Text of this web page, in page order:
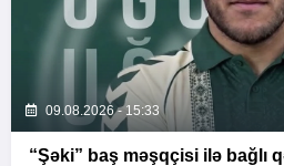
09.08.2026 - 15:33
“Şəki” baş məşqçisi ilə bağlı